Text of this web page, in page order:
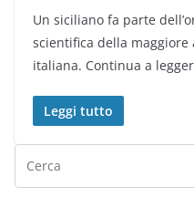
Un siciliano fa parte
scientifica della maggiore
italiana. Continua a
Leggi tutto